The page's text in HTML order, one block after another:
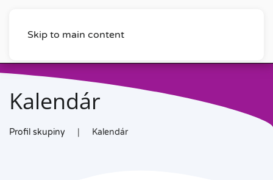
Skip to main content
Kalendár
Profil skupiny Kalendár